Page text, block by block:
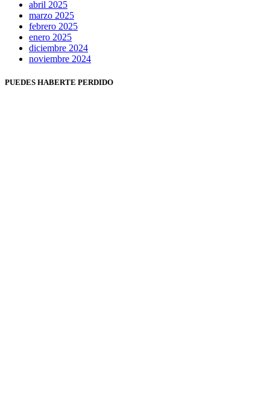
abril 2025
marzo 2025
febrero 2025
enero 2025
diciembre 2024
noviembre 2024
PUEDES HABERTE PERDIDO